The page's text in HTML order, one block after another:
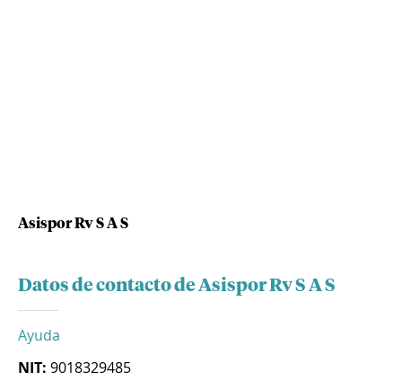
Asispor Rv S A S
Datos de contacto de Asispor Rv S A S
Ayuda
NIT: 9018329485